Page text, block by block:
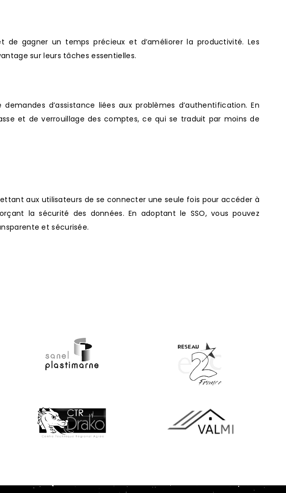
gagner un temps précieux et d’améliorer la productivité. Les
sur leurs tâches essentielles.
d’assistance liées aux problèmes d’authentification. En
et de verrouillage des comptes, ce qui se traduit par moins de
aux utilisateurs de se connecter une seule fois pour accéder à
la sécurité des données. En adoptant le SSO, vous pouvez
et sécurisée.